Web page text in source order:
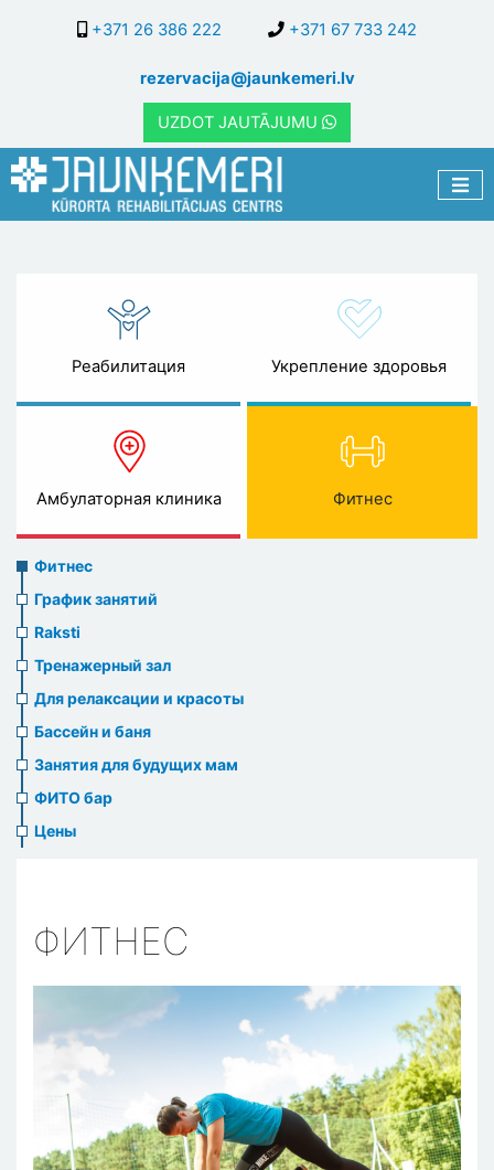
основному
содержанию
+371 26 386 222 +371 67 733 242
rezervacija@jaunkemeri.lv
UZDOT JAUTĀJUMU
Реабилитация Укрепление здоровья
Амбулаторная клиника Фитнес
Sports
menu
Фитнес
График занятий
Raksti
Тренажерный зал
Для релаксации и красоты
Бассейн и баня
Занятия для будущих мам
ФИТО бар
Цены
ФИТНЕС